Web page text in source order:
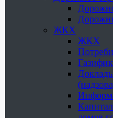
ЖКХ
ЖКХ